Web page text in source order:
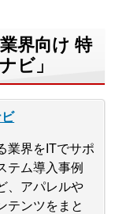
界向け 特
ビ」
業界をITでサポ
テム導入事例
、アパレルや
テンツをまと